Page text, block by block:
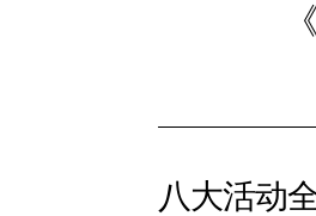
八大活动